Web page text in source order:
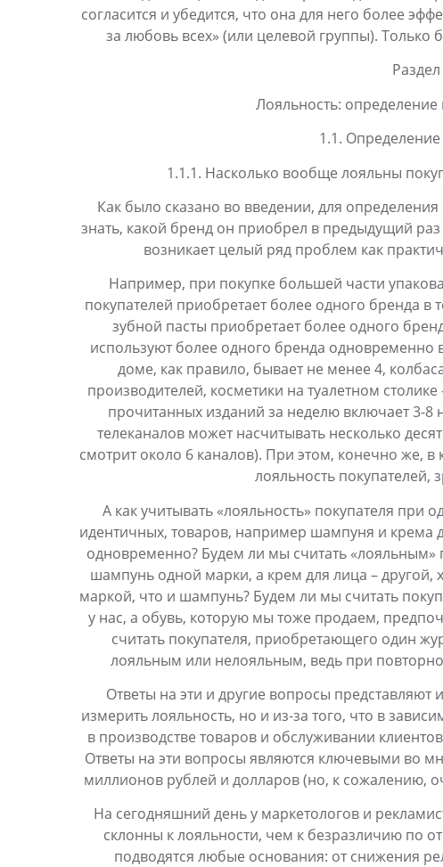
согласится и убедится, что она для него более
за любовь всех» (или целевой группы). Только
Раздел
Лояльность:
1.1.
1.1.1. Насколько вообще лояльны
Как было сказано во введении, для
знать, какой бренд он приобрел в предыдущий
возникает целый ряд проблем как
Например, при покупке большей части
покупателей приобретает более одного бренда в
зубной пасты приобретает более одного
используют более одного бренда одновременно
доме, как правило, бывает не менее 4,
производителей, косметики на туалетном
прочитанных изданий за неделю включает 3-
телеканалов может насчитывать несколько
смотрит около 6 каналов). При этом, конечно же,
лояльность покупателей,
А как учитывать «лояльность» покупателя при
идентичных, товаров, например шампуня и крема
одновременно? Будем ли мы считать «лояльным»
шампунь одной марки, а крем для лица –
маркой, что и шампунь? Будем ли мы считать
у нас, а обувь, которую мы тоже продаем,
считать покупателя, приобретающего один
лояльным или нелояльным, ведь при
Ответы на эти и другие вопросы представляют
измерить лояльность, но и из-за того, что в
в производстве товаров и обслуживании
Ответы на эти вопросы являются ключевыми во
миллионов рублей и долларов (но, к сожалению,
На сегодняшний день у маркетологов и
склонны к лояльности, чем к безразличию по
подводятся любые основания: от снижения